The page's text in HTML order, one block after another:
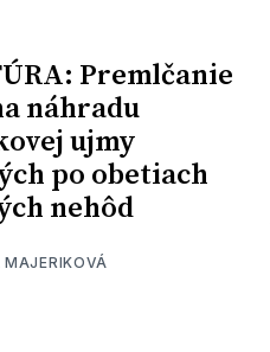
Premlčanie
náhradu
ujmy
po obetiach
nehôd